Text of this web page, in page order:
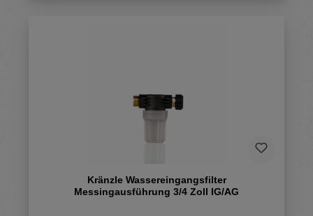
Kränzle Wassereingangsfilter
Messingausführung 3/4 Zoll IG/AG